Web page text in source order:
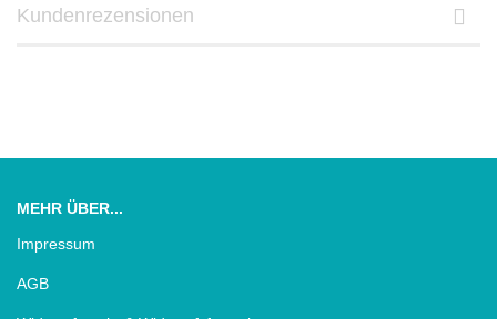
Kundenrezensionen
MEHR ÜBER...
Impressum
AGB